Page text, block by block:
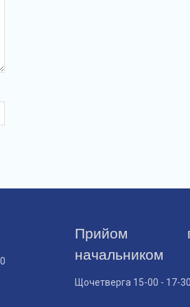
Прийом
начальником
Щочетверга 15-00 - 17-30